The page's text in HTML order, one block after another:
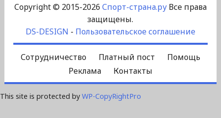
Copyright © 2015-2026 Спорт-страна.руВсе права
защищены.
DS-DESIGN - Пользовательское соглашение
Сотрудничество Платный пост
Помощь
Реклама
Контакты
This site is protected by WP-CopyRightPro